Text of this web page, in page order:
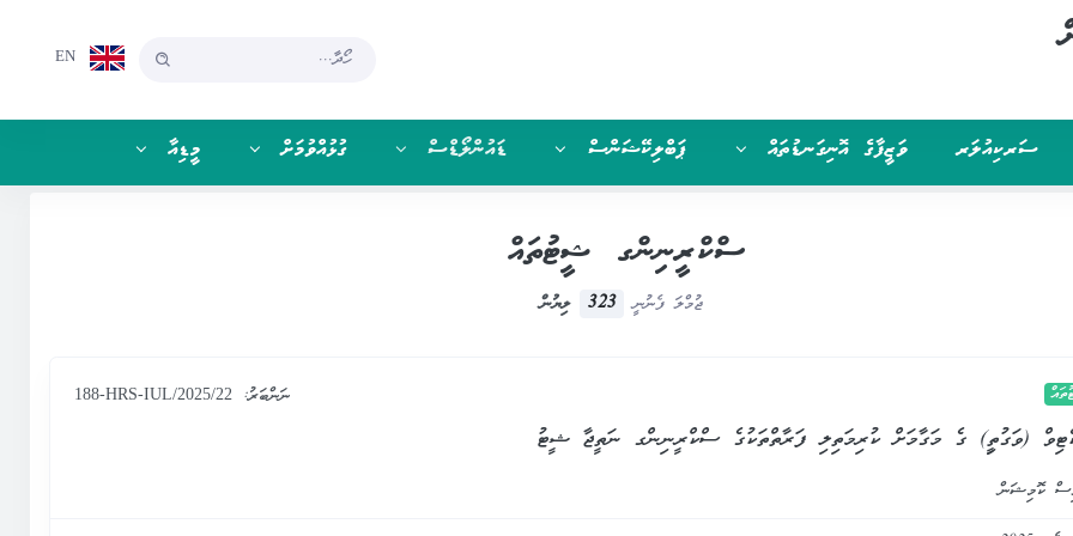
EN
ސަރކިއުލަރ ވަޒީފާގެ އޮނިގަނޑުތައް ޕަބްލިކޭޝަންސް ޑައުންލޯޑްސް ގުޅުއްވުމަށް މީޑިއާ
ސްކްރީނިންގ ޝީޓުތައް
ޖުމްލަ ފެނުނީ 323 ލިޔުން
ނަންބަރު: 188-HRS-IUL/2025/22
(ވަގުތިީ) ގެ މަގާމަށް ކުރިމަތިލި ފަރާތްތަކުގެ ސްކްރީނިންގ ނަތީޖާ ޝީޓު
ކޮމިޝަން